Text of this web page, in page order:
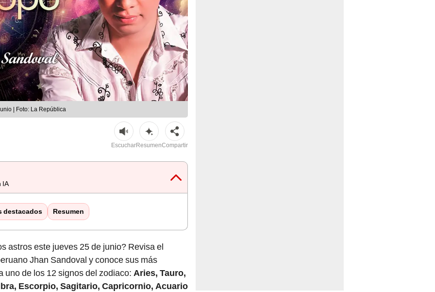
| Foto: La República
EscucharResumenCompartir
IA
destacados Resumen
astros este jueves 25 de junio? Revisa el
Jhan Sandoval y conoce sus más
de los 12 signos del zodiaco: Aries, Tauro,
Escorpio, Sagitario, Capricornio, Acuario